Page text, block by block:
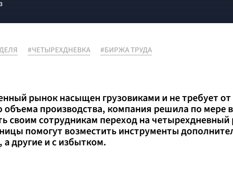
3
#ЧЕТЫРЕХДНЕВКА #БИРЖА ТРУДА
рынок насыщен грузовиками и не требует
объема производства, компания решила по мере
своим сотрудникам переход на
помогут возместить инструменты
другие и с избытком.